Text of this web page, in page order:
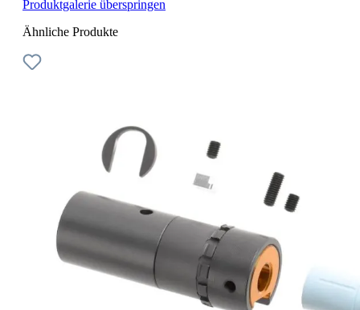
Produktgalerie überspringen
Ähnliche Produkte